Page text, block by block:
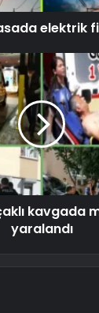
elektrik
kavgada
yaralandı